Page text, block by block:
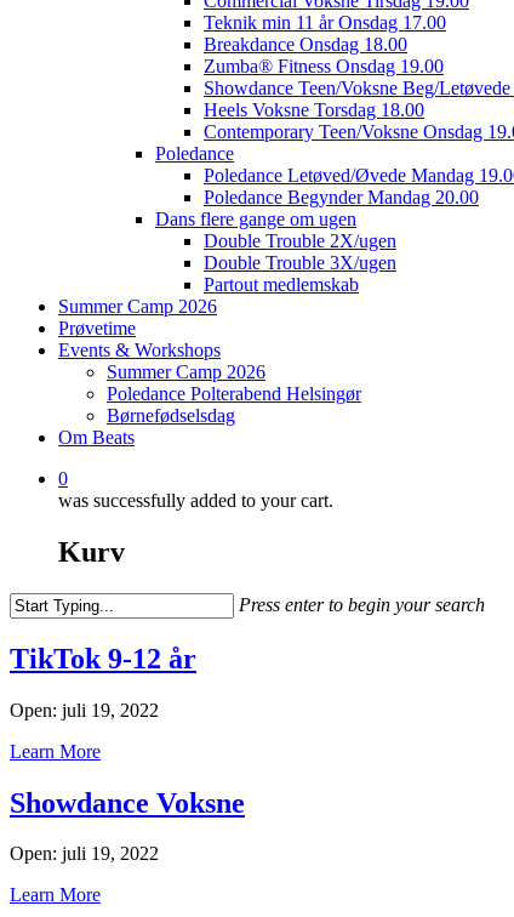
Teknik min 11 år Onsdag 17.00
Breakdance Onsdag 18.00
Zumba® Fitness Onsdag 19.00
Showdance Teen/Voksne Beg/
Heels Voksne Torsdag 18.00
Contemporary Teen/Voksne Onsdag
Poledance
Poledance Letøved/Øvede Mandag
Poledance Begynder Mandag 20.00
Dans flere gange om ugen
Double Trouble 2X/ugen
Double Trouble 3X/ugen
Partout medlemskab
Summer Camp 2026
Prøvetime
Events & Workshops
Summer Camp 2026
Poledance Polterabend Helsingør
Børnefødselsdag
Om Beats
0
was successfully added to your cart.
Kurv
Press enter to begin your search
Search
TikTok 9-12 år
Open: juli 19, 2022
Learn More
Showdance Voksne
Open: juli 19, 2022
Learn More